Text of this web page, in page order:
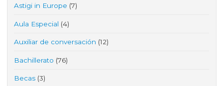
Astigi in Europe (7)
Aula Especial (4)
Auxiliar de conversación (12)
Bachillerato (76)
Becas (3)